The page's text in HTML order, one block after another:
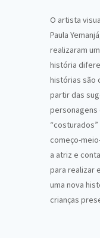
O artista
Paula
realizaram
história
histórias são
partir das
personagens
começo-
a atriz e
para realizar
uma nova
crianças